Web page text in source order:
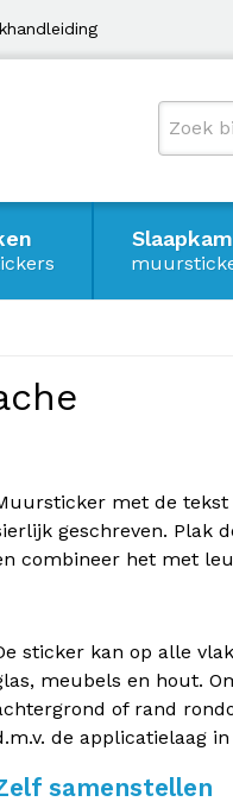
met de
geschreven. Plak
combineer het met
sticker kan op alle
meubels en hout.
of rand
de applicatielaag in
samenstellen